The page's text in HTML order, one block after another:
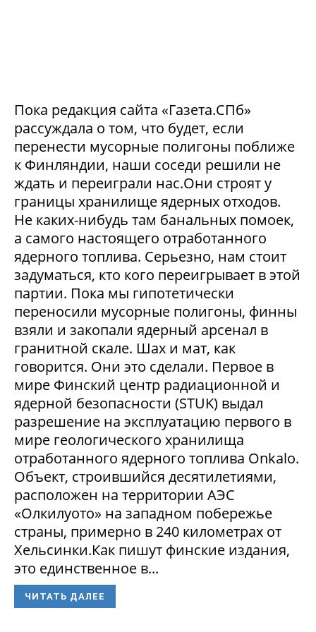
Пока редакция сайта «Газета.СПб»
рассуждала о том, что будет, если
перенести мусорные полигоны поближе
к Финляндии, наши соседи решили не
ждать и переиграли нас.Они строят у
границы хранилище ядерных отходов.
Не каких-нибудь там банальных помоек,
а самого настоящего отработанного
ядерного топлива. Серьезно, нам стоит
задуматься, кто кого переигрывает в этой
партии. Пока мы гипотетически
переносили мусорные полигоны, финны
взяли и закопали ядерный арсенал в
гранитной скале. Шах и мат, как
говорится. Они это сделали. Первое в
мире Финский центр радиационной и
ядерной безопасности (STUK) выдал
разрешение на эксплуатацию первого в
мире геологического хранилища
отработанного ядерного топлива Onkalo.
Объект, строившийся десятилетиями,
расположен на территории АЭС
«Олкилуото» на западном побережье
страны, примерно в 240 километрах от
Хельсинки.Как пишут финские издания,
это единственное в...
ЧИТАТЬ ДАЛЕЕ